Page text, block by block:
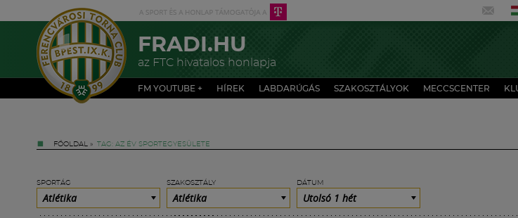
FRADI.HU
az FTC hivatalos honlapja
FM YOUTUBE + HÍREK LABDARÚGÁS SZAKOSZTÁLYOK MECCSCENTER
FŐOLDAL » TAG: AZ ÉV SPORTEGYESÜLETE
SPORTÁG
Atlétika
SZAKOSZTÁLY
Atlétika
DÁTUM
Utolsó 1 hét